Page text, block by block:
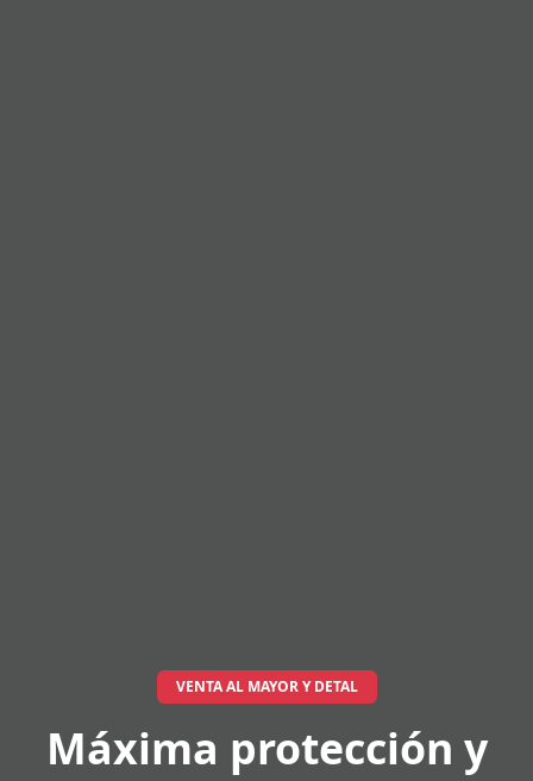
VENTA AL MAYOR Y DETAL
Máxima protección y